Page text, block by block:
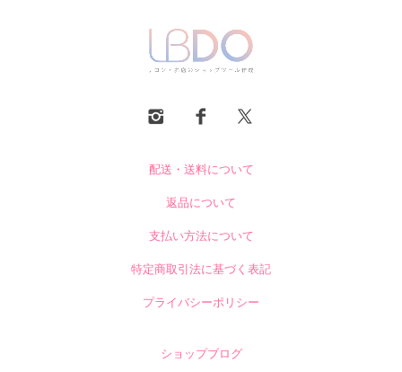
配送・送料について
返品について
支払い方法について
特定商取引法に基づく表記
プライバシーポリシー
ショップブログ